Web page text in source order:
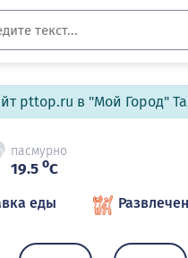
pttop.ru в "Мой Город"
пасмурно
19.5 oC
еды